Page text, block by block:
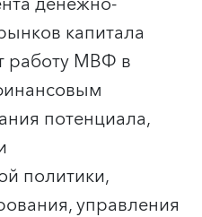
капитала
работу МВФ в
потенциала,
политики,
управления